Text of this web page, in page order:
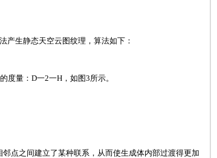
产生静态天空云图纹理，算法如下：
度量：D一2一H，如图3所示。
点之间建立了某种联系，从而使生成体内部过渡得更加